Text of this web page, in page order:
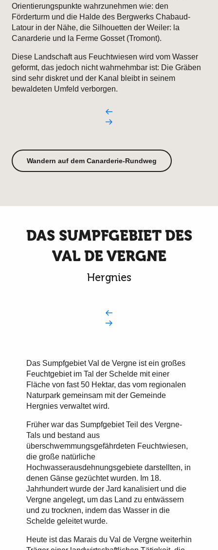
Orientierungspunkte wahrzunehmen wie: den
Förderturm und die Halde des Bergwerks Chabaud-
Latour in der Nähe, die Silhouetten der Weiler: la
Canarderie und la Ferme Gosset (Tromont).
Diese Landschaft aus Feuchtwiesen wird vom Wasser
geformt, das jedoch nicht wahrnehmbar ist: Die Gräben
sind sehr diskret und der Kanal bleibt in seinem
bewaldeten Umfeld verborgen.
Wandern auf dem Canarderie-Rundweg
DAS SUMPFGEBIET DES
VAL DE VERGNE
Hergnies
Das Sumpfgebiet Val de Vergne ist ein großes
Feuchtgebiet im Tal der Schelde mit einer
Fläche von fast 50 Hektar, das vom regionalen
Naturpark gemeinsam mit der Gemeinde
Hergnies verwaltet wird.
Früher war das Sumpfgebiet Teil des Vergne-
Tals und bestand aus
überschwemmungsgefährdeten Feuchtwiesen,
die große natürliche
Hochwasserausdehnungsgebiete darstellten, in
denen Gänse gezüchtet wurden. Im 18.
Jahrhundert wurde der Jard kanalisiert und die
Vergne angelegt, um das Land zu entwässern
und zu trocknen, indem das Wasser in die
Schelde geleitet wurde.
Heute ist das Marais du Val de Vergne weiterhin